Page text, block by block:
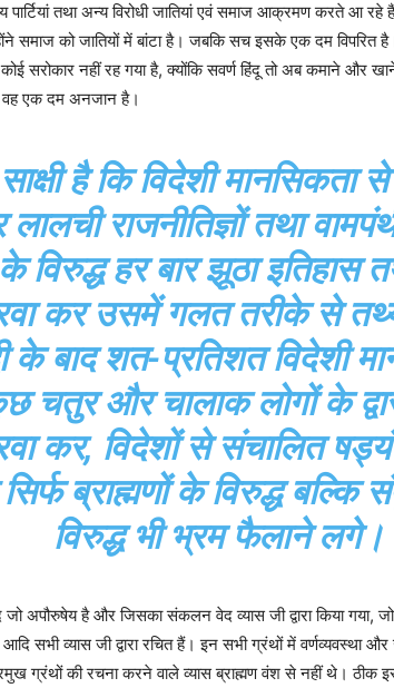
पार्टियां तथा अन्य विरोधी जातियां एवं समाज आक्रमण करते आ
समाज को जातियों में बांटा है। जबकि सच इसके एक दम
सरोकार नहीं रह गया है, क्योंकि सवर्ण हिंदू तो अब कमाने और
वह एक दम अनजान है।
है कि विदेशी
राजनीतिज्ञों तथा
के विरुद्ध हर बार झूठा इतिहास
कर उसमें गलत तरीके से
के बाद शत-प्रतिशत विदेशी
चतुर और चालाक लोगों के
कर, विदेशों से संचालित
ब्राह्मणों के विरुद्ध बल्कि
विरुद्ध भी भ्रम फैलाने लगे।
अपौरुषेय है और जिसका संकलन वेद व्यास जी द्वारा किया गया,
सभी व्यास जी द्वारा रचित हैं। इन सभी ग्रंथों में वर्णव्यवस्था और
ग्रंथों की रचना करने वाले व्यास ब्राह्मण वंश से नहीं थे। ठीक